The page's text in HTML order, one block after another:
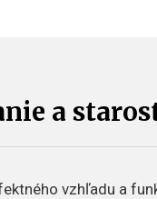
a
vzhľadu a